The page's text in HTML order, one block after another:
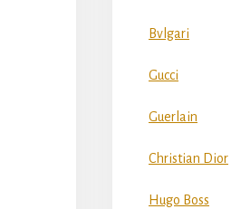
Bvlgari
Gucci
Guerlain
Christian Dior
Hugo Boss